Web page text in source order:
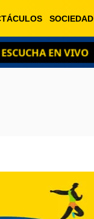
SOCIEDAD
ESCUCHA EN VIVO